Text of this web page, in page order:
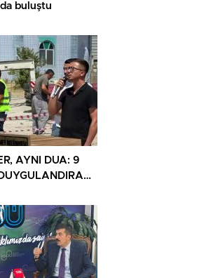
buluştu
AYNI DUA: 9